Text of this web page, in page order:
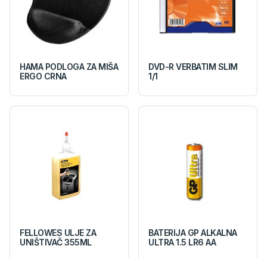
HAMA PODLOGA ZA MIŠA
ERGO CRNA
DVD-R VERBATIM SLIM
1/1
FELLOWES ULJE ZA
UNIŠTIVAČ 355ML
BATERIJA GP ALKALNA
ULTRA 1.5 LR6 AA